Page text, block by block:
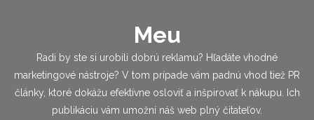
Meu
Radi by ste si urobili dobrú reklamu? Hľadáte vhodné
marketingové nástroje? V tom prípade vám padnú vhod tiež PR
články, ktoré dokážu efektívne osloviť a inšpirovať k nákupu. Ich
publikáciu vám umožní náš web plný čitateľov.